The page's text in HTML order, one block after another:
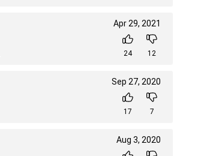
Apr 29, 2021
24 12
Sep 27, 2020
17 7
Aug 3, 2020